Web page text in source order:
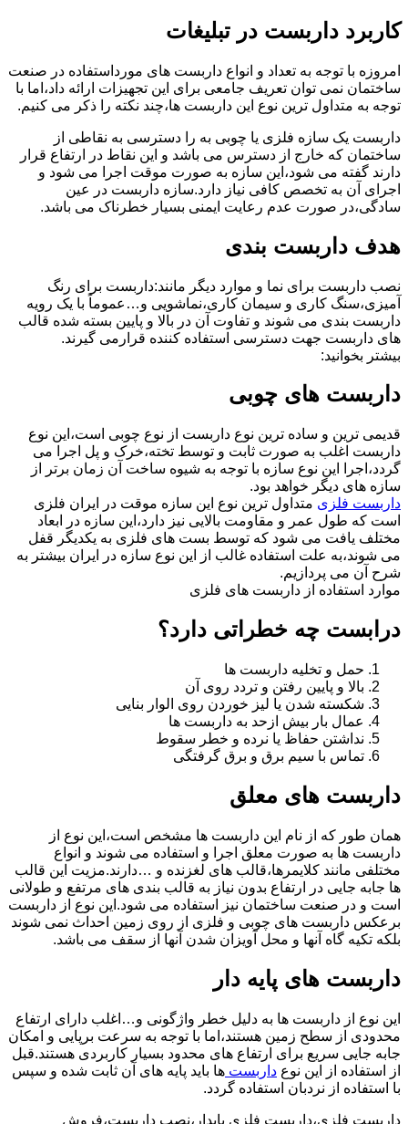
کاربرد داربست در تبلیغات
امروزه با توجه به تعداد و انواع داربست های مورداستفاده در صنعت
ساختمان نمی توان تعریف جامعی برای این تجهیزات ارائه داد،اما با
توجه به متداول ترین نوع این داربست ها،چند نکته را ذکر می کنیم.
داربست یک سازه فلزی یا چوبی به را دسترسی به نقاطی از
ساختمان که خارج از دسترس می باشد و این نقاط در ارتفاع قرار
دارند گفته می شود،این سازه به صورت موقت اجرا می شود و
اجرای آن به تخصص کافی نیاز دارد.سازه داربست در عین
سادگی،در صورت عدم رعایت ایمنی بسیار خطرناک می باشد.
هدف داربست بندی
نصب داربست برای نما و موارد دیگر مانند:داربست برای رنگ
آمیزی،سنگ کاری و سیمان کاری،نماشویی و…عموماً با یک رویه
داربست بندی می شوند و تفاوت آن در بالا و پایین بسته شده قالب
های داربست جهت دسترسی استفاده کننده قرارمی گیرند.
بیشتر بخوانید:
داربست های چوبی
قدیمی ترین و ساده ترین نوع داربست از نوع چوبی است،این نوع
داربست اغلب به صورت ثابت و توسط تخته،خرک و پل اجرا می
گردد،اجرا این نوع سازه با توجه به شیوه ساخت آن زمان برتر از
سازه های دیگر خواهد بود.
داربست فلزی متداول ترین نوع این سازه موقت در ایران فلزی
است که طول عمر و مقاومت بالایی نیز دارد،این سازه در ابعاد
مختلف یافت می شود که توسط بست های فلزی به یکدیگر قفل
می شوند،به علت استفاده غالب از این نوع سازه در ایران بیشتر به
شرح آن می پردازیم.
موارد استفاده از داربست های فلزی
درابست چه خطراتی دارد؟
حمل و تخلیه داربست ها
بالا و پایین رفتن و تردد روی آن
شکسته شدن یا لیز خوردن روی الوار بنایی
عمال بار بیش ازحد به داربست ها
نداشتن حفاظ یا نرده و خطر سقوط
تماس با سیم برق و برق گرفتگی
داربست های معلق
همان طور که از نام این داربست ها مشخص است،این نوع از
داربست ها به صورت معلق اجرا و استفاده می شوند و انواع
مختلفی مانند کلایمرها،قالب های لغزنده و …دارند.مزیت این قالب
ها جابه جایی در ارتفاع بدون نیاز به قالب بندی های مرتفع و طولانی
است و در صنعت ساختمان نیز استفاده می شود.این نوع از داربست
برعکس داربست های چوبی و فلزی از روی زمین احداث نمی شوند
بلکه تکیه گاه آنها و محل آویزان شدن آنها از سقف می باشد.
داربست های پایه دار
این نوع از داربست ها به دلیل خطر واژگونی و…اغلب دارای ارتفاع
محدودی از سطح زمین هستند،اما با توجه به سرعت برپایی و امکان
جابه جایی سریع برای ارتفاع های محدود بسیار کاربردی هستند.قبل
از استفاده از این نوع داربست ها باید پایه های آن ثابت شده و سپس
با استفاده از نردبان استفاده گردد.
داربست فلزی،داربست فلزی پایدار،نصب داربست،فروش